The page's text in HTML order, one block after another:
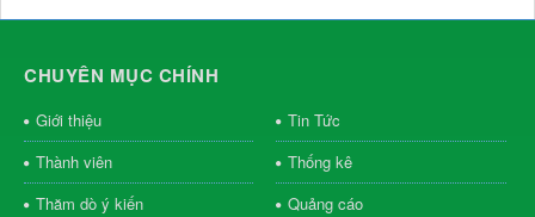
CHUYÊN MỤC CHÍNH
Giới thiệu
Tin Tức
Thành viên
Thống kê
Thăm dò ý kiến
Quảng cáo